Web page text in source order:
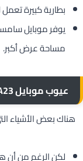
بطارية كبيرة
مساحة عرض أكبر.
عيوب موبايل Samsung A23
هناك بعض الأشياء